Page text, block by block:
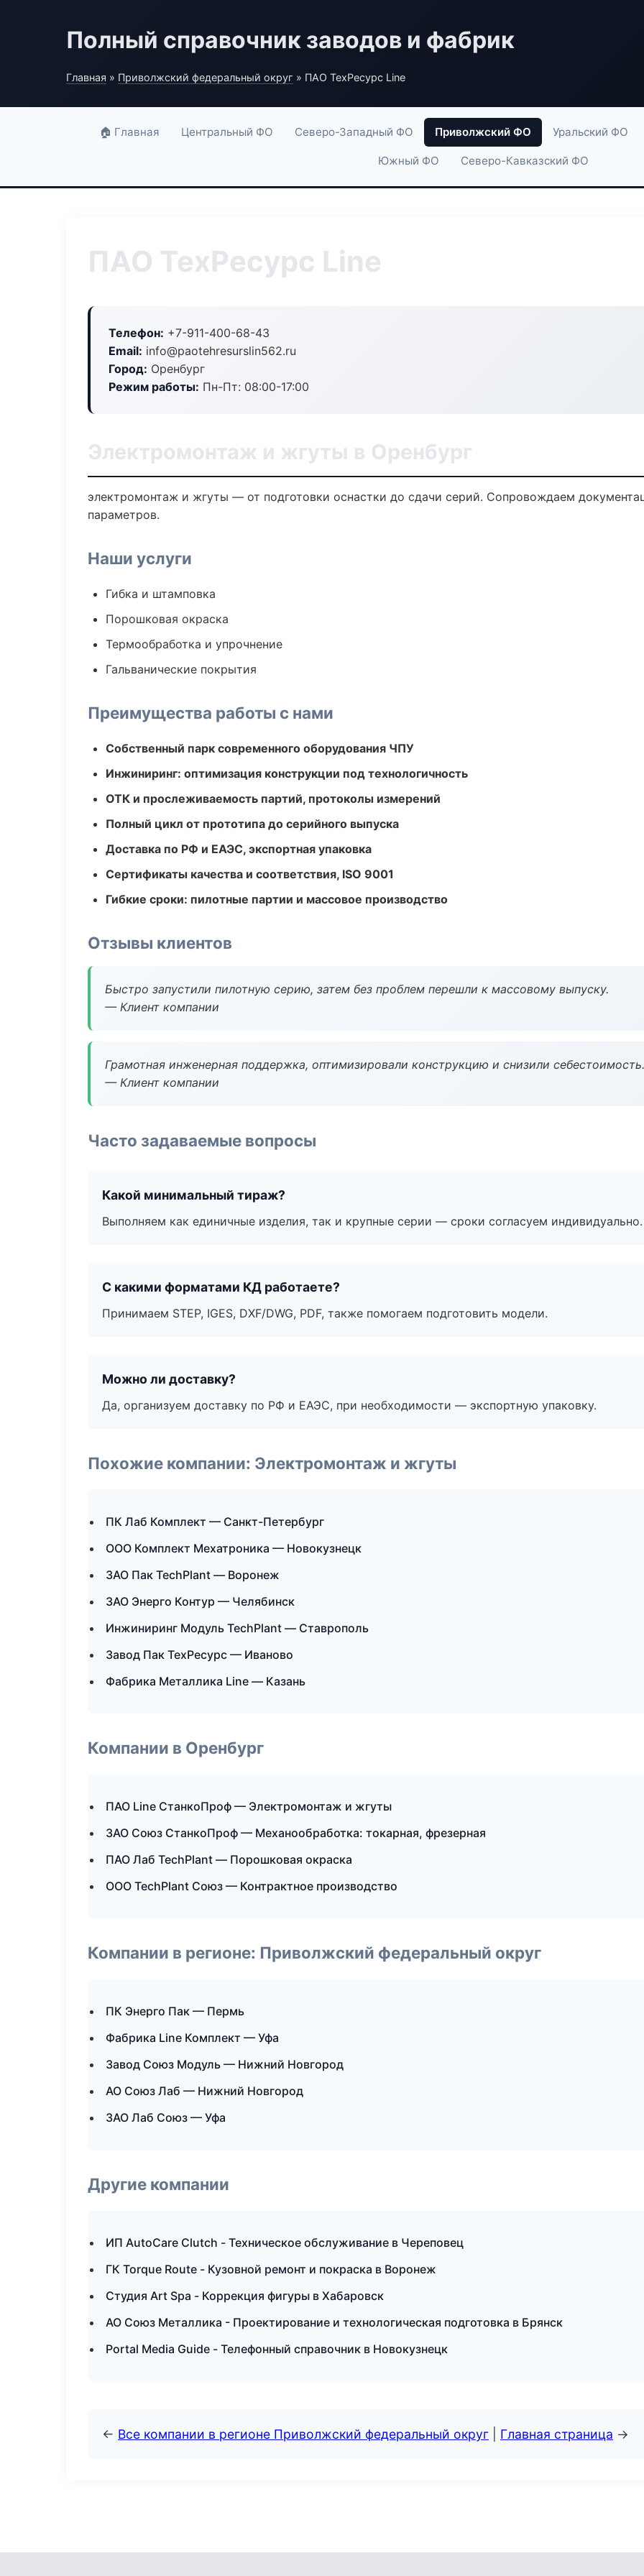
Полный справочник заводов и фабрик
Главная » Приволжский федеральный округ » ПАО ТехРесурс Line
🏠 Главная Центральный ФО Северо-Западный ФО Приволжский ФО Уральский ФО
Южный ФО Северо-Кавказский ФО
ПАО ТехРесурс Line
Телефон: +7-911-400-68-43
Email: info@paotehresurslin562.ru
Город: Оренбург
Режим работы: Пн-Пт: 08:00-17:00
Электромонтаж и жгуты в Оренбург
электромонтаж и жгуты — от подготовки оснастки до сдачи серий. Сопровождаем
параметров.
Наши услуги
Гибка и штамповка
Порошковая окраска
Термообработка и упрочнение
Гальванические покрытия
Преимущества работы с нами
Собственный парк современного оборудования ЧПУ
Инжиниринг: оптимизация конструкции под технологичность
ОТК и прослеживаемость партий, протоколы измерений
Полный цикл от прототипа до серийного выпуска
Доставка по РФ и ЕАЭС, экспортная упаковка
Сертификаты качества и соответствия, ISO 9001
Гибкие сроки: пилотные партии и массовое производство
Отзывы клиентов
Быстро запустили пилотную серию, затем без проблем перешли к массовому выпуску.
— Клиент компании
Грамотная инженерная поддержка, оптимизировали конструкцию и снизили себестоимость.
— Клиент компании
Часто задаваемые вопросы
Какой минимальный тираж?
Выполняем как единичные изделия, так и крупные серии — сроки согласуем индивидуально.
С какими форматами КД работаете?
Принимаем STEP, IGES, DXF/DWG, PDF, также помогаем подготовить модели.
Можно ли доставку?
Да, организуем доставку по РФ и ЕАЭС, при необходимости — экспортную упаковку.
Похожие компании: Электромонтаж и жгуты
ПК Лаб Комплект — Санкт-Петербург
ООО Комплект Мехатроника — Новокузнецк
ЗАО Пак TechPlant — Воронеж
ЗАО Энерго Контур — Челябинск
Инжиниринг Модуль TechPlant — Ставрополь
Завод Пак ТехРесурс — Иваново
Фабрика Металлика Line — Казань
Компании в Оренбург
ПАО Line СтанкоПроф — Электромонтаж и жгуты
ЗАО Союз СтанкоПроф — Механообработка: токарная, фрезерная
ПАО Лаб TechPlant — Порошковая окраска
ООО TechPlant Союз — Контрактное производство
Компании в регионе: Приволжский федеральный округ
ПК Энерго Пак — Пермь
Фабрика Line Комплект — Уфа
Завод Союз Модуль — Нижний Новгород
АО Союз Лаб — Нижний Новгород
ЗАО Лаб Союз — Уфа
Другие компании
ИП AutoCare Clutch - Техническое обслуживание в Череповец
ГК Torque Route - Кузовной ремонт и покраска в Воронеж
Студия Art Spa - Коррекция фигуры в Хабаровск
АО Союз Металлика - Проектирование и технологическая подготовка в Брянск
Portal Media Guide - Телефонный справочник в Новокузнецк
← Все компании в регионе Приволжский федеральный округ Главная страница →